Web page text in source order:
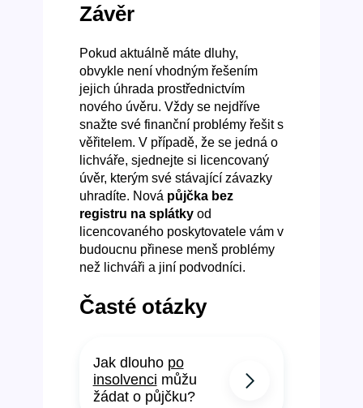
Závěr
Pokud aktuálně máte dluhy,
obvykle není vhodným řešením
jejich úhrada prostřednictvím
nového úvěru. Vždy se nejdříve
snažte své finanční problémy řešit s
věřitelem. V případě, že se jedná o
lichváře, sjednejte si licencovaný
úvěr, kterým své stávající závazky
uhradíte. Nová půjčka bez
registru na splátkyod
licencovaného poskytovatele vám v
budoucnu přinese menš problémy
než lichváři a jiní podvodníci.
Časté otázky
Jak dlouho po
insolvenci můžu
žádat o půjčku?